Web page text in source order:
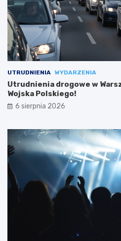
UTRUDNIENIA WYDARZENIA
Utrudnienia drogowe w
Wojska Polskiego!
6 sierpnia 2026